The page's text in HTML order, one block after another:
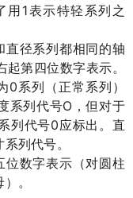
用 1表示特轻系列之
直径系列都相同的轴
第四位数字表示。
0系列（正常系列）
系列代号O ，但对于
列代号0应标出。直
列代号。
位数字表示（对圆柱
。